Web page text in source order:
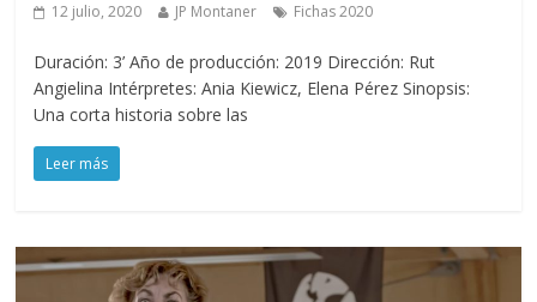
12 julio, 2020 JP Montaner Fichas 2020
Duración: 3’ Año de producción: 2019 Dirección: Rut
Angielina Intérpretes: Ania Kiewicz, Elena Pérez Sinopsis:
Una corta historia sobre las
Leer más